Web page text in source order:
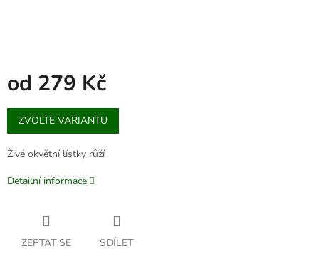
od 279 Kč
Měrná
cena:
ZVOLTE VARIANTU
Živé okvětní lístky růží
Detailní informace
ZEPTAT SE SDÍLET